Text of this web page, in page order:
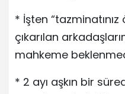
* İşten
çıkarılan
mahkeme
* 2 ayı aşkın bir